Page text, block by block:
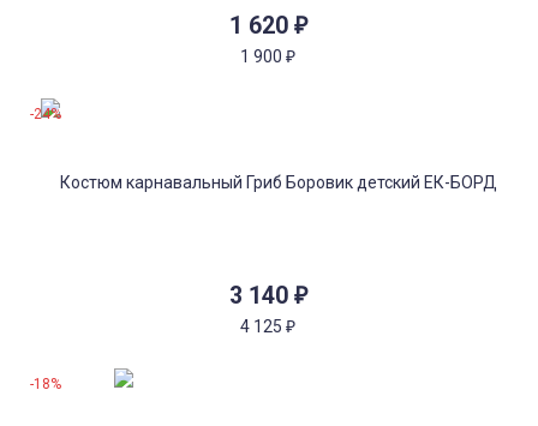
1 620 ₽
1 900 ₽
3 140 ₽
4 125 ₽
-24%
-18%